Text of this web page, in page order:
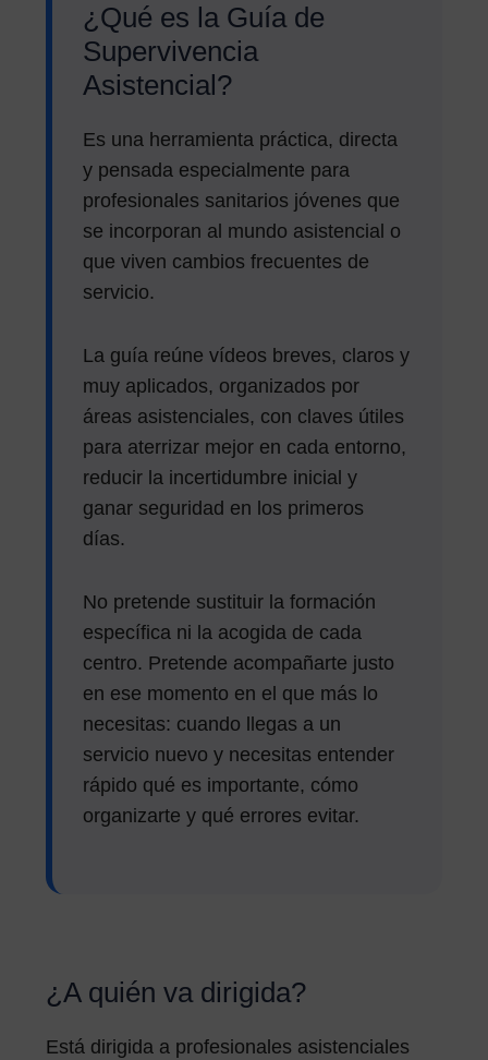
¿Qué es la Guía de
Supervivencia
Asistencial?
Es una herramienta práctica, directa
y pensada especialmente para
profesionales sanitarios jóvenes que
se incorporan al mundo asistencial o
que viven cambios frecuentes de
servicio.
La guía reúne vídeos breves, claros y
muy aplicados, organizados por
áreas asistenciales, con claves útiles
para aterrizar mejor en cada entorno,
reducir la incertidumbre inicial y
ganar seguridad en los primeros
días.
No pretende sustituir la formación
específica ni la acogida de cada
centro. Pretende acompañarte justo
en ese momento en el que más lo
necesitas: cuando llegas a un
servicio nuevo y necesitas entender
rápido qué es importante, cómo
organizarte y qué errores evitar.
¿A quién va dirigida?
Está dirigida a profesionales asistenciales